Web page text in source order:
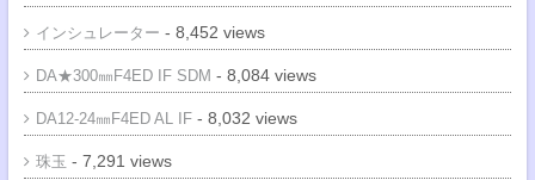
インシュレーター - 8,452 views
DA★300㎜F4ED IF SDM - 8,084 views
DA12-24㎜F4ED AL IF- 8,032 views
珠玉 - 7,291 views